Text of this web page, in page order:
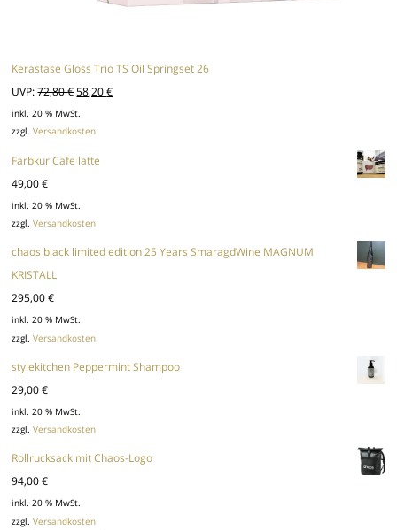
Kerastase Gloss Trio TS Oil Springset 26
UVP: 72,80€ Ursprünglicher
Preis
war:
72,80 €
58,20€Aktueller
inkl. 20 % MwSt.
zzgl.Versandkosten
Farbkur Cafe latte
49,00€
inkl. 20 % MwSt.
zzgl.Versandkosten
chaos black limited edition 25 Years SmaragdWine MAGNUM
KRISTALL
295,00€
inkl. 20 % MwSt.
zzgl.Versandkosten
stylekitchen Peppermint Shampoo
29,00€
inkl. 20 % MwSt.
zzgl.Versandkosten
Rollrucksack mit Chaos-Logo
94,00€
inkl. 20 % MwSt.
zzgl.Versandkosten